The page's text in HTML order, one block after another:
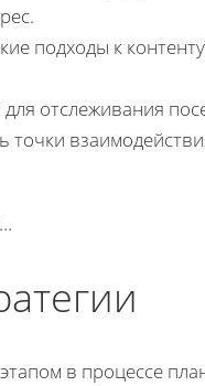
подходы к
отслеживания
в процессе